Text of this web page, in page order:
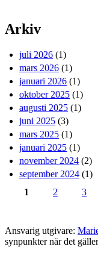
Arkiv
juli 2026 (1)
mars 2026 (1)
januari 2026 (1)
oktober 2025 (1)
augusti 2025 (1)
juni 2025 (3)
mars 2025 (1)
januari 2025 (1)
november 2024 (2)
september 2024 (1)
1 2 3
Ansvarig utgivare:
synpunkter när det